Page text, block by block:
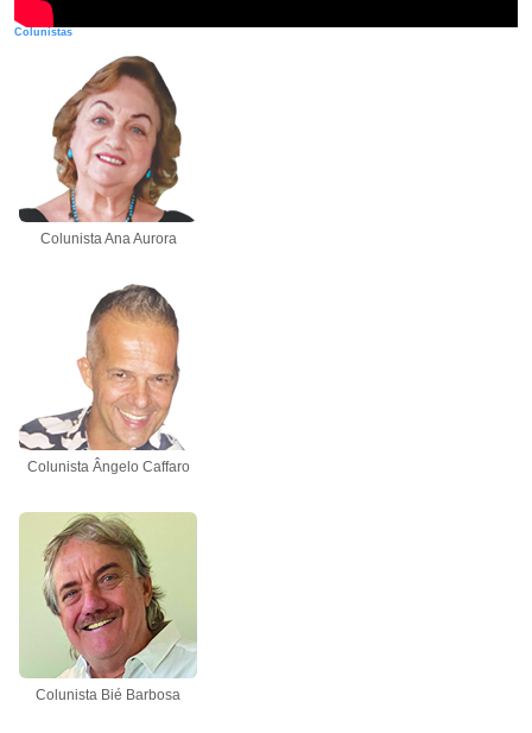
Colunistas
Colunista Ana Aurora
Colunista Ângelo Caffaro
Colunista Bié Barbosa